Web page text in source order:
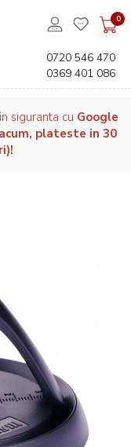
0
0720 546 470
0369 401 086
siguranta cu Google
plateste in 30